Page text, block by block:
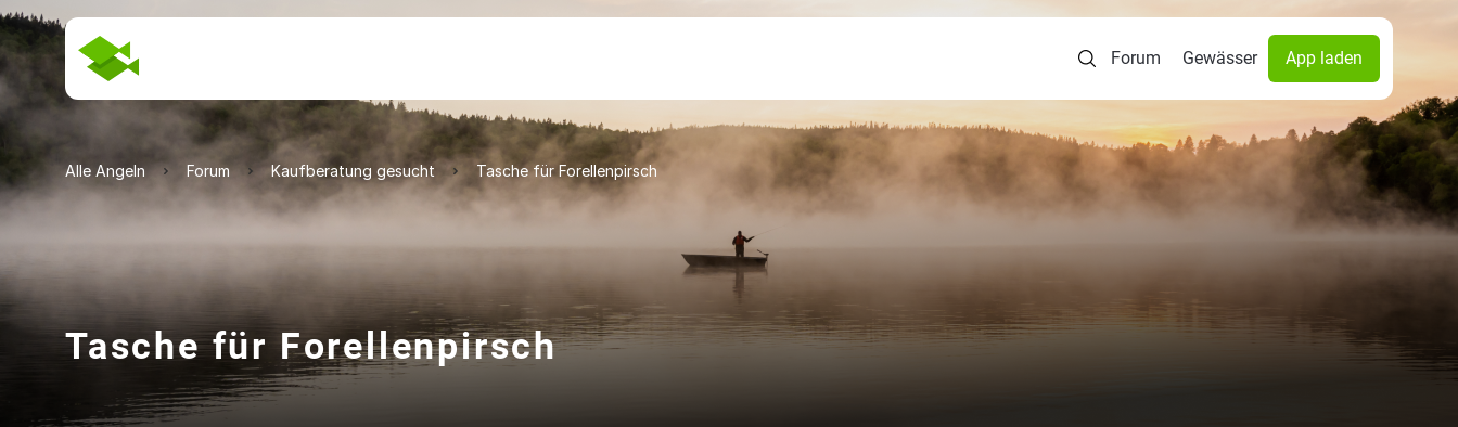
Forum Gewässer App laden
Alle Angeln Forum Kaufberatung gesucht Tasche für Forellenpirsch
Tasche für Forellenpirsch